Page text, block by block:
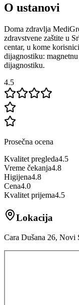
O ustanovi
Doma zdravlja
zdravstvene zaštite u
centar, u kome
dijagnostiku:
dijagnostiku.
4.5
Prosečna ocena
Kvalitet pregleda4.5
Vreme čekanja4.8
Higijena4.8
Cena4.0
Kvalitet prijema4.5
Lokacija
Cara Dušana 26, Novi